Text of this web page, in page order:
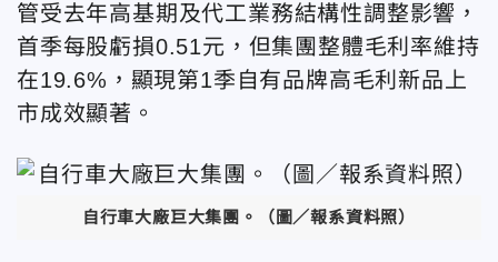
管受去年高基期及代工業務結構性調整影響，
首季每股虧損0.51元，但集團整體毛利率維持
在19.6%，顯現第1季自有品牌高毛利新品上
市成效顯著。
自行車大廠巨大集團。（圖／報系資料照）